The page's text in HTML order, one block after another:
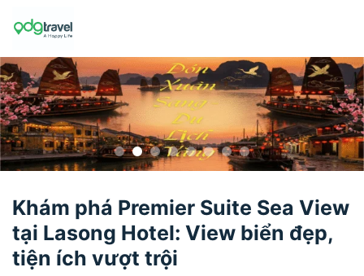
Khám phá Premier Suite Sea View
tại Lasong Hotel: View biển đẹp,
tiện ích vượt trội